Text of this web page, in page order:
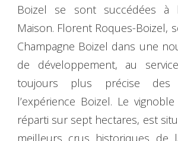
Boizel se sont succédées
Maison. Florent Roques-Boizel,
Champagne Boizel dans une
de développement, au
toujours plus précise
l’expérience Boizel. Le
réparti sur sept hectares, est